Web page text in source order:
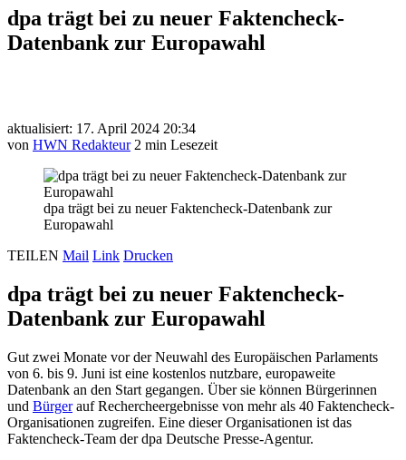
dpa trägt bei zu neuer Faktencheck-
Datenbank zur Europawahl
aktualisiert: 17. April 2024 20:34
von HWN Redakteur 2 min Lesezeit
dpa trägt bei zu neuer Faktencheck-Datenbank zur
Europawahl
TEILEN Mail Link Drucken
dpa trägt bei zu neuer Faktencheck-
Datenbank zur Europawahl
Gut zwei Monate vor der Neuwahl des Europäischen Parlaments
von 6. bis 9. Juni ist eine kostenlos nutzbare, europaweite
Datenbank an den Start gegangen. Über sie können Bürgerinnen
und Bürgerauf Rechercheergebnisse von mehr als 40 Faktencheck-
Organisationen zugreifen. Eine dieser Organisationen ist das
Faktencheck-Team der dpa Deutsche Presse-Agentur.